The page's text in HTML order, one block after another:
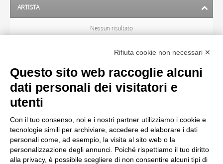
ARTISTA
Nessun risultato
OGGETTO
LOCALIZZAZIONE
CRONOLOGIA
Rifiuta cookie non necessari ✕
Questo sito web raccoglie alcuni
dati personali dei visitatori e
utenti
Con il tuo consenso, noi e i nostri partner utilizziamo i cookie e
tecnologie simili per archiviare, accedere ed elaborare i dati
personali come, ad esempio, la visita al sito web o la
personalizzazione degli annunci. Poiché rispettiamo il tuo diritto
alla privacy, è possibile scegliere di non consentire alcuni tipi di